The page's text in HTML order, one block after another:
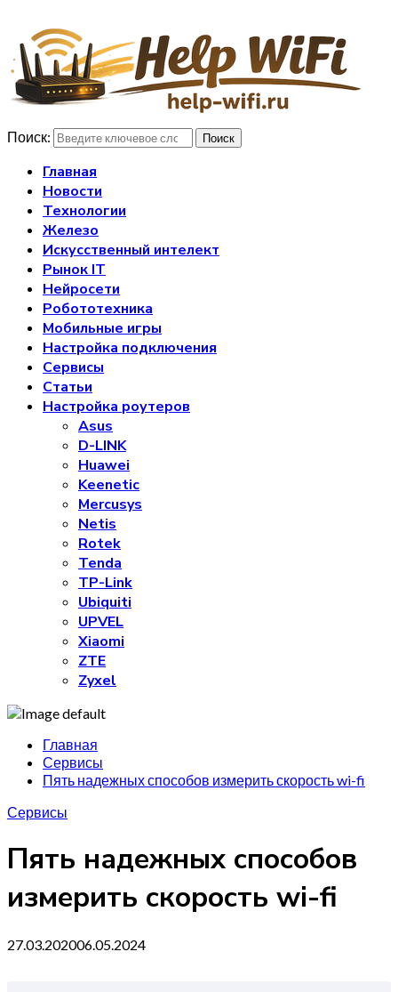
Поиск: Поиск
Главная
Новости
Технологии
Железо
Искусственный интелект
Рынок IT
Нейросети
Робототехника
Мобильные игры
Настройка подключения
Сервисы
Статьи
Настройка роутеров
Asus
D-LINK
Huawei
Keenetic
Mercusys
Netis
Rotek
Tenda
TP-Link
Ubiquiti
UPVEL
Xiaomi
ZTE
Zyxel
Главная
Сервисы
Пять надежных способов измерить скорость wi-fi
Сервисы
Пять надежных способов
измерить скорость wi-fi
27.03.202006.05.2024